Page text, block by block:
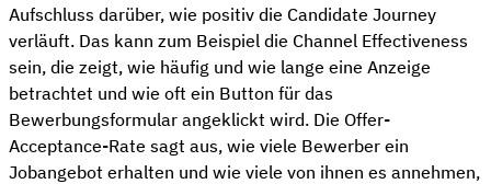
Aufschluss darüber, wie positiv die Candidate Journey
verläuft. Das kann zum Beispiel die Channel Effectiveness
sein, die zeigt, wie häufig und wie lange eine Anzeige
betrachtet und wie oft ein Button für das
Bewerbungsformular angeklickt wird. Die Offer-
Acceptance-Rate sagt aus, wie viele Bewerber ein
Jobangebot erhalten und wie viele von ihnen es annehmen,